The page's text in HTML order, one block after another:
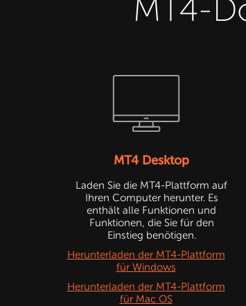
MT4-
MT4 Desktop
Laden Sie die MT4-Plattform auf
Ihren Computer herunter. Es
enthält alle Funktionen und
Funktionen, die Sie für den
Einstieg benötigen.
Herunterladen der MT4-Plattform
für Windows
Herunterladen der MT4-Plattform
für Mac OS